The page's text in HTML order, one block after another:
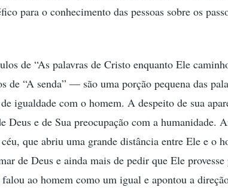
para o conhecimento das pessoas sobre os
de “As palavras de Cristo enquanto Ele
de “A senda” — são uma porção pequena das
igualdade com o homem. A despeito de sua
Deus e de Sua preocupação com a humanidade.
que abriu uma grande distância entre Ele e o
de Deus e ainda mais de pedir que Ele
ao homem como um igual e apontou a